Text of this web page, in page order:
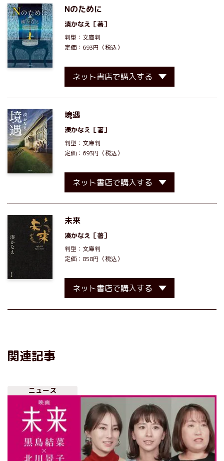
Nのために
湊かなえ ［著］
判型：文庫判
定価：693円（税込）
ネット書店で購入する
境遇
湊かなえ ［著］
判型：文庫判
定価：693円（税込）
ネット書店で購入する
未来
湊かなえ ［著］
判型：文庫判
定価：858円（税込）
ネット書店で購入する
関連記事
ニュース